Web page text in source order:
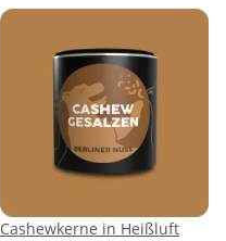
Cashewkerne in Heißluft